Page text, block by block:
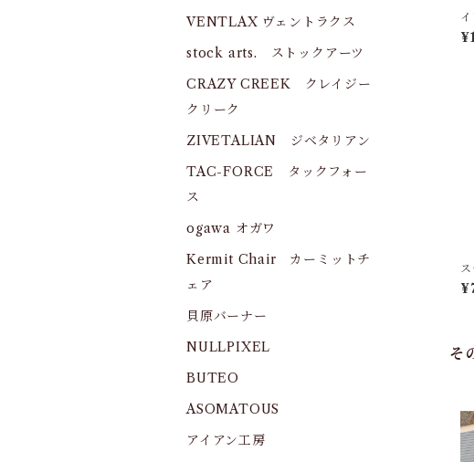
そ
VENTLAX ヴェントラクス
stock arts. ストックアーツ
CRAZY CREEK クレイジー
クリーク
ZIVETALIAN ジベタリアン
TAC-FORCE タックフォー
ス
ogawa オガワ
Kermit Chair カーミットチ
ェア
貝原バーナー
NULLPIXEL
BUTEO
ASOMATOUS
アイアン工房